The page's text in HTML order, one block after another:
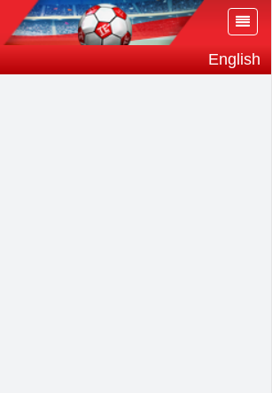
English